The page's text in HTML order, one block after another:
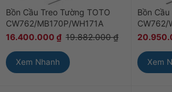
Bồn Cầu Treo Tường TOTO
CW762/MB170P/WH171A
16.400.000 ₫ 19.882.000₫
Xem Nhanh
Bồn
CW762/
Xem